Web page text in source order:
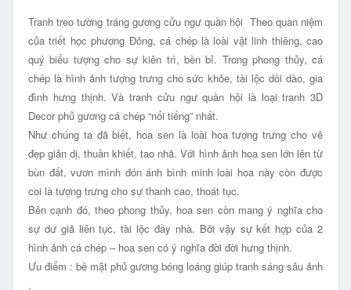
Tranh treo tường tráng gương cửu ngư quần hội Theo quan niệm
của triết học phương Đông, cá chép là loài vật linh thiêng, cao
quý biểu tượng cho sự kiên trì, bền bỉ. Trong phong thủy, cá
chép là hình ảnh tượng trưng cho sức khỏe, tài lộc dồi dào, gia
đình hưng thịnh. Và tranh cửu ngư quần hội là loại tranh 3D
Decor phủ gương cá chép “nổi tiếng” nhất.
Như chúng ta đã biết, hoa sen là loài hoa tượng trưng cho vẻ
đẹp giản dị, thuần khiết, tao nhã. Với hình ảnh hoa sen lớn lên từ
bùn đất, vươn mình đón ánh bình minh loài hoa này còn được
coi là tượng trưng cho sự thanh cao, thoát tục.
Bên cạnh đó, theo phong thủy, hoa sen còn mang ý nghĩa cho
sự dư giả liên tục, tài lộc đầy nhà. Bởi vậy sự kết hợp của 2
hình ảnh cá chép – hoa sen có ý nghĩa đời đời hưng thịnh.
Ưu điểm : bề mặt phủ gương bóng loáng giúp tranh sáng sâu ảnh
.